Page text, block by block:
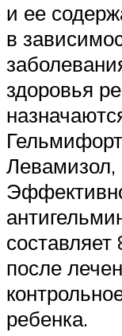
и ее
в
здоровья
Левамизол,
после
ребенка.